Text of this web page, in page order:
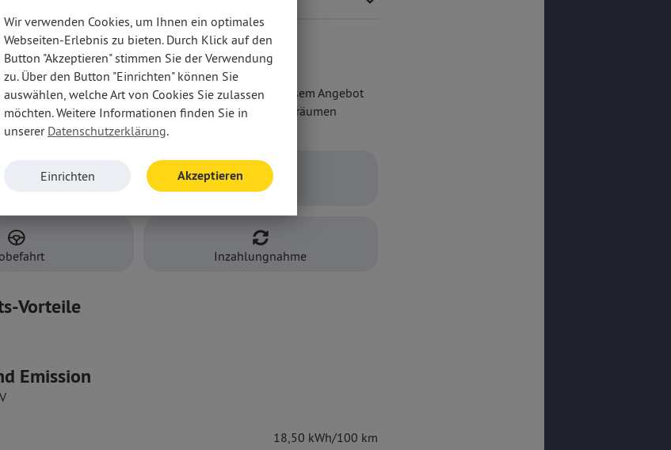
hier klicken
dass wir den Abschluss eines Kaufvertrages zu diesem Angebot
bei persönlicher Anwesenheit in unseren Geschäftsräumen
Rückruf
Inzahlungnahme
Vorteile
Emission
18,50 kWh/100 km
Wir verwenden Cookies, um Ihnen ein optimales
Webseiten-Erlebnis zu bieten. Durch Klick auf den
Button "Akzeptieren" stimmen Sie der Verwendung
zu. Über den Button "Einrichten" können Sie
auswählen, welche Art von Cookies Sie zulassen
möchten. Weitere Informationen finden Sie in
unserer Datenschutzerklärung.
Einrichten Akzeptieren